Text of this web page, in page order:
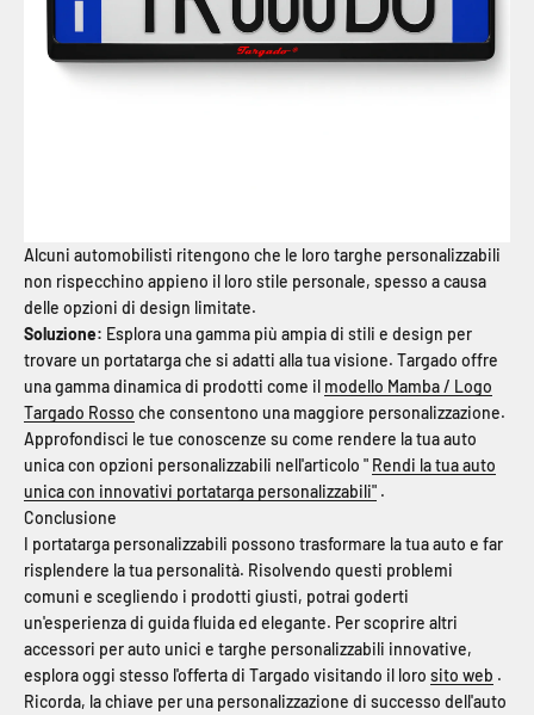
Alcuni automobilisti ritengono che le loro targhe personalizzabili
non rispecchino appieno il loro stile personale, spesso a causa
delle opzioni di design limitate.
Soluzione: Esplora una gamma più ampia di stili e design per
trovare un portatarga che si adatti alla tua visione. Targado offre
una gamma dinamica di prodotti come il modello Mamba / Logo
Targado Rosso che consentono una maggiore personalizzazione.
Approfondisci le tue conoscenze su come rendere la tua auto
unica con opzioni personalizzabili nell'articolo " Rendi la tua auto
unica con innovativi portatarga personalizzabili" .
Conclusione
I portatarga personalizzabili possono trasformare la tua auto e far
risplendere la tua personalità. Risolvendo questi problemi
comuni e scegliendo i prodotti giusti, potrai goderti
un'esperienza di guida fluida ed elegante. Per scoprire altri
accessori per auto unici e targhe personalizzabili innovative,
esplora oggi stesso l'offerta di Targado visitando il loro sito web .
Ricorda, la chiave per una personalizzazione di successo dell'auto